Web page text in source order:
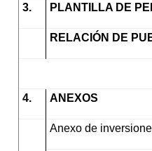
3. PLANTILLA DE
RELACIÓN DE
4. ANEXOS
Anexo de